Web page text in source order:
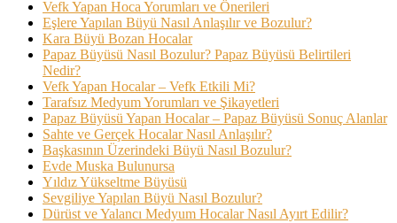
Vefk Yapan Hoca Yorumları ve Önerileri
Eşlere Yapılan Büyü Nasıl Anlaşılır ve Bozulur?
Kara Büyü Bozan Hocalar
Papaz Büyüsü Nasıl Bozulur? Papaz Büyüsü Belirtileri
Nedir?
Vefk Yapan Hocalar – Vefk Etkili Mi?
Tarafsız Medyum Yorumları ve Şikayetleri
Papaz Büyüsü Yapan Hocalar – Papaz Büyüsü Sonuç Alanlar
Sahte ve Gerçek Hocalar Nasıl Anlaşılır?
Başkasının Üzerindeki Büyü Nasıl Bozulur?
Evde Muska Bulunursa
Yıldız Yükseltme Büyüsü
Sevgiliye Yapılan Büyü Nasıl Bozulur?
Dürüst ve Yalancı Medyum Hocalar Nasıl Ayırt Edilir?